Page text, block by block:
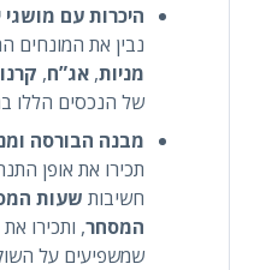
היכרות עם
נבין את המונחים
מניות, אג”ח,
של הנכסים הללו
מבנה הבורסה
תכירו את אופן
חשיבות שעות
המסחר, ותכירו את
שמשפיעים על